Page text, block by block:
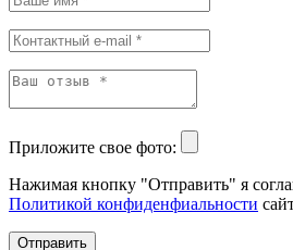
Приложите свое фото:
Нажимая кнопку "Отправить" я
Политикой конфиденфиальности
Отправить